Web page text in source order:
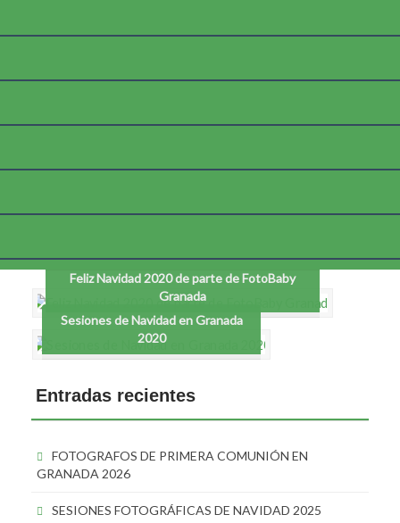
Feliz Navidad 2020 de parte de FotoBaby
Granada
Sesiones de Navidad en Granada
2020
Entradas recientes
FOTOGRAFOS DE PRIMERA COMUNIÓN EN
GRANADA 2026
SESIONES FOTOGRÁFICAS DE NAVIDAD 2025